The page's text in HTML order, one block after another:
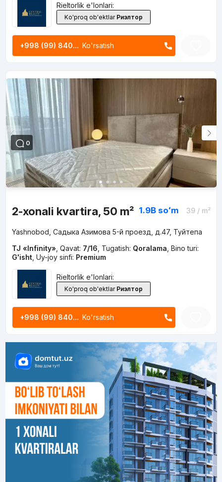
Rieltorlik e'lonlari:
Ko'proq ob'ektlar Риэлтор
+998 (99) 840... Ko'rsatish
0
2-xonali kvartira, 50 m² 1.9B soʻm 39/ m²
Yashnobod, Садыка Азимова 5-й проезд, д.47, Туйтепа
TJ «Infinity» Qavat: 7/16 Tugatish: Qoralama Bino turi:
G'isht, Uy-joy sinfi: Premium
Rieltorlik e'lonlari:
Ko'proq ob'ektlar Риэлтор
+998 (99) 840... Ko'rsatish